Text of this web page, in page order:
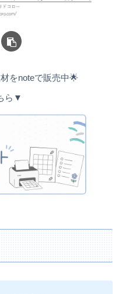
をnoteで販売中🌟
ら▼